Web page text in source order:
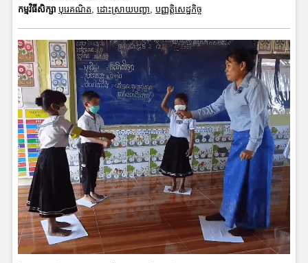
កម្មវិធីសិក្សា បុរេគណិត, ដោះស្រាយបញ្ហា, បញ្ញត្តិសេដ្ឋកិច្ច